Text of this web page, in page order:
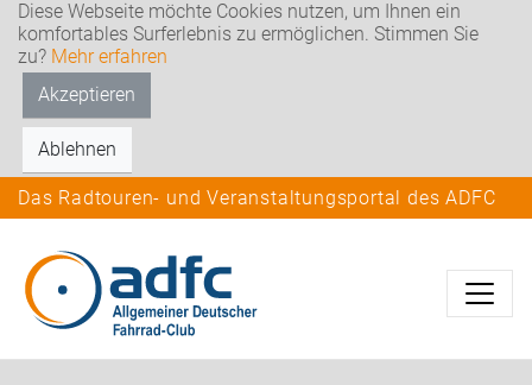
Diese Webseite möchte Cookies nutzen, um Ihnen ein
komfortables Surferlebnis zu ermöglichen. Stimmen Sie
zu? Mehr erfahren
Akzeptieren
Ablehnen
Das Radtouren- und Veranstaltungsportal des ADFC